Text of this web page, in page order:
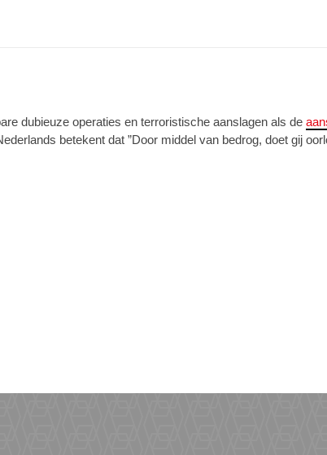
dubieuze operaties en terroristische aanslagen als de
betekent dat ”Door middel van bedrog, doet gij